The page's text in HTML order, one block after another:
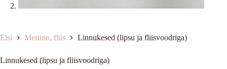
Elsi Meriino, fliis Linnukesed (lipsu ja fliisvoodriga)
Linnukesed (lipsu ja fliisvoodriga)